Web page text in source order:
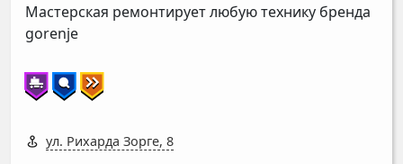
Мастерская ремонтирует любую технику бренда
gorenje
ул. Рихарда Зорге, 8